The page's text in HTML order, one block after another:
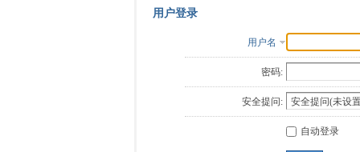
用户登录
用户名
密码:
安全提问:
自动登录